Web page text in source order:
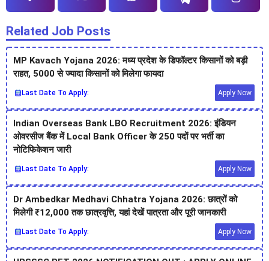
Related Job Posts
MP Kavach Yojana 2026: मध्य प्रदेश के डिफॉल्टर किसानों को बड़ी
राहत, 5000 से ज्यादा किसानों को मिलेगा फायदा
Last Date To Apply: Apply Now
Indian Overseas Bank LBO Recruitment 2026: इंडियन
ओवरसीज बैंक में Local Bank Officer के 250 पदों पर भर्ती का
नोटिफिकेशन जारी
Last Date To Apply: Apply Now
Dr Ambedkar Medhavi Chhatra Yojana 2026: छात्रों को
मिलेगी ₹12,000 तक छात्रवृत्ति, यहां देखें पात्रता और पूरी जानकारी
Last Date To Apply: Apply Now